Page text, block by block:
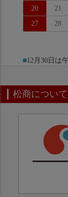
20 21
27 28
■12月30日は
松商について